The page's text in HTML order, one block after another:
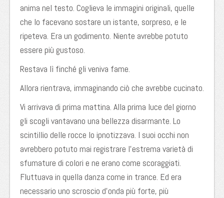
anima nel testo. Coglieva le immagini originali, quelle
che lo facevano sostare un istante, sorpreso, e le
ripeteva. Era un godimento. Niente avrebbe potuto
essere più gustoso.
Restava lì finché gli veniva fame.
Allora rientrava, immaginando ciò che avrebbe cucinato.
Vi arrivava di prima mattina. Alla prima luce del giorno
gli scogli vantavano una bellezza disarmante. Lo
scintillio delle rocce lo ipnotizzava. I suoi occhi non
avrebbero potuto mai registrare l’estrema varietà di
sfumature di colori e ne erano come scoraggiati.
Fluttuava in quella danza come in trance. Ed era
necessario uno scroscio d’onda più forte, più